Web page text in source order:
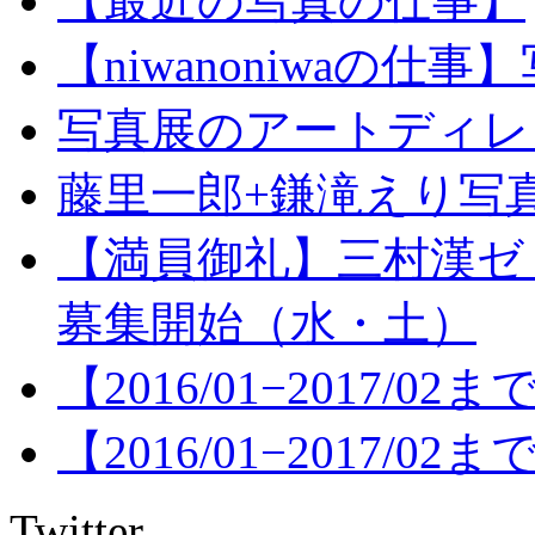
【niwanoniwaの仕事
写真展のアートディ
藤里一郎+鎌滝えり写
【満員御礼】三村漢
募集開始（水・土）
【2016/01−2017/02ま
【2016/01−2017/02ま